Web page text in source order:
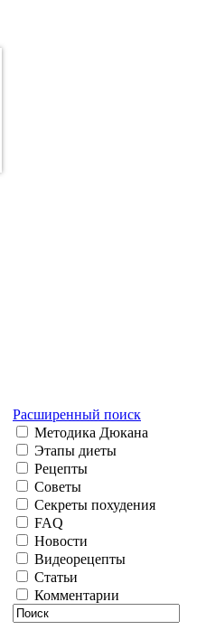
Расширенный поиск
Методика Дюкана
Этапы диеты
Рецепты
Советы
Секреты похудения
FAQ
Новости
Видеорецепты
Статьи
Комментарии